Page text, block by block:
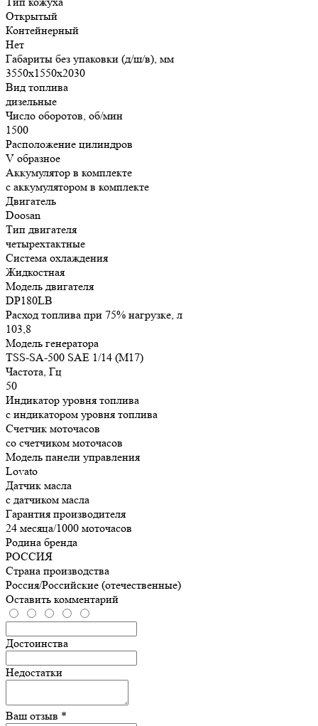
Открытый
Контейнерный
Нет
Габариты без упаковки (д/ш/в), мм
3550х1550х2030
Вид топлива
дизельные
Число оборотов, об/мин
1500
Расположение цилиндров
V образное
Аккумулятор в комплекте
с аккумулятором в комплекте
Двигатель
Doosan
Тип двигателя
четырехтактные
Система охлаждения
Жидкостная
Модель двигателя
DP180LB
Расход топлива при 75% нагрузке, л
103,8
Модель генератора
TSS-SA-500 SAE 1/14 (М17)
Частота, Гц
50
Индикатор уровня топлива
с индикатором уровня топлива
Счетчик моточасов
со счетчиком моточасов
Модель панели управления
Lovato
Датчик масла
с датчиком масла
Гарантия производителя
24 месяца/1000 моточасов
Родина бренда
РОССИЯ
Страна производства
Россия/Российские (отечественные)
Оставить комментарий
Достоинства
Недостатки
Ваш отзыв *